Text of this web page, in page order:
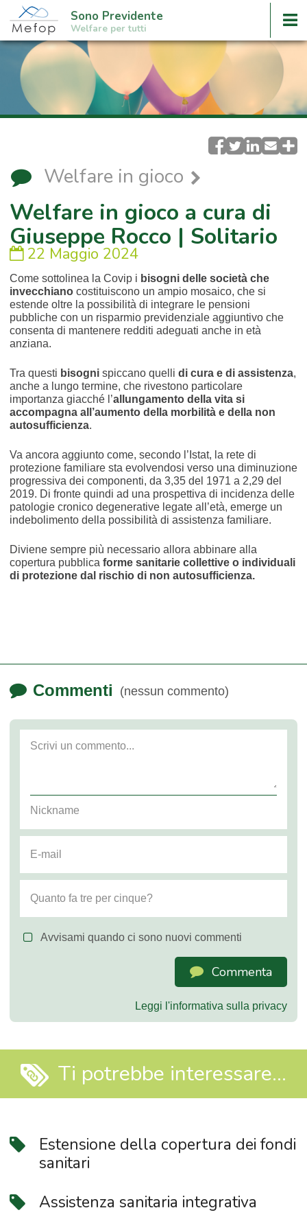
Sono Previdente
Welfare per tutti
Welfare in gioco
Welfare in gioco a cura di
Giuseppe Rocco | Solitario
22 Maggio 2024
Come sottolinea la Covip i bisogni delle società che
invecchianocostituiscono un ampio mosaico, che si
estende oltre la possibilità di integrare le pensioni
pubbliche con un risparmio previdenziale aggiuntivo che
consenta di mantenere redditi adeguati anche in età
anziana.
Tra questi bisogni spiccano quelli di cura e di assistenza,
anche a lungo termine, che rivestono particolare
importanza giacché l’allungamento della vita si
accompagna all’aumento della morbilità e della non
autosufficienza.
Va ancora aggiunto come, secondo l’Istat, la rete di
protezione familiare sta evolvendosi verso una diminuzione
progressiva dei componenti, da 3,35 del 1971 a 2,29 del
2019. Di fronte quindi ad una prospettiva di incidenza delle
patologie cronico degenerative legate all’età, emerge un
indebolimento della possibilità di assistenza familiare.
Diviene sempre più necessario allora abbinare alla
copertura pubblica forme sanitarie collettive o individuali
di protezione dal rischio di non autosufficienza.
Commenti (nessun commento)
Avvisami quando ci sono nuovi commenti
Commenta
Leggi l'informativa sulla privacy
Ti potrebbe interessare...
Estensione della copertura dei fondi
sanitari
Assistenza sanitaria integrativa